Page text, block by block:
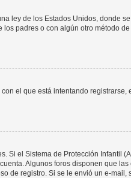
ley de los Estados Unidos, donde
padres o con algún otro método
el que está intentando
Si el Sistema de Protección Infantil
Algunos foros disponen que
de registro. Si se le envió un e-